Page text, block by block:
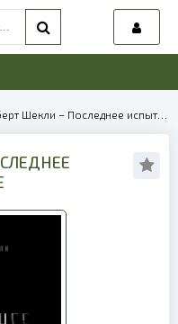
Шекли – Последнее испытание | 39976